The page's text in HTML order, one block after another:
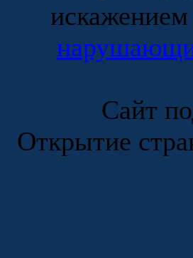
искажением
Сайт
Открытие